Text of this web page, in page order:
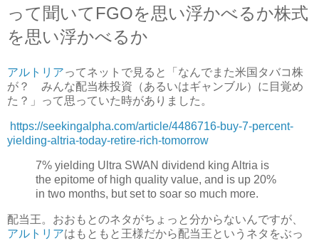
って聞いてFGOを思い浮かべるか株式
を思い浮かべるか
アルトリアってネットで見ると「なんでまた米国タバコ株
が？ みんな配当株投資（あるいはギャンブル）に目覚め
た？」って思っていた時がありました。
https://seekingalpha.com/article/4486716-buy-7-percent-
yielding-altria-today-retire-rich-tomorrow
7% yielding Ultra SWAN dividend king Altria is
the epitome of high quality value, and is up 20%
in two months, but set to soar so much more.
配当王。おおもとのネタがちょっと分からないんですが、
アルトリアはもともと王様だから配当王というネタをぶっ